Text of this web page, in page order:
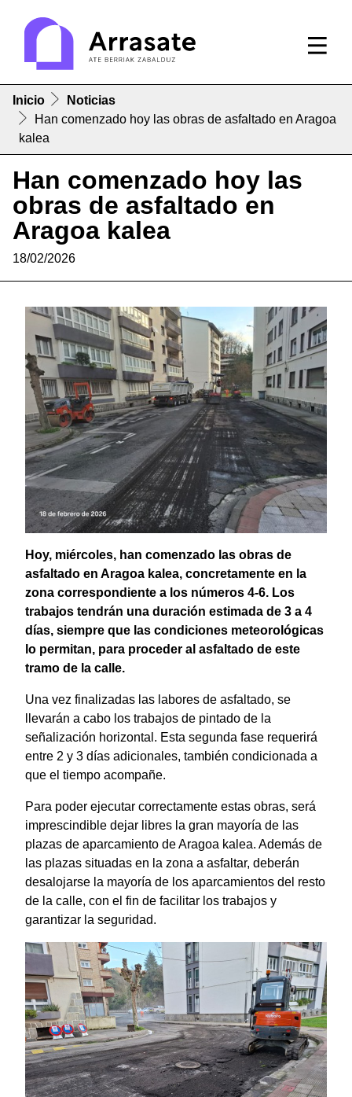
Inicio
Noticias
Han comenzado hoy las obras de asfaltado en Aragoa
kalea
Han comenzado hoy las
obras de asfaltado en
Aragoa kalea
18/02/2026
Hoy, miércoles, han comenzado las obras de
asfaltado en Aragoa kalea, concretamente en la
zona correspondiente a los números 4-6. Los
trabajos tendrán una duración estimada de 3 a 4
días, siempre que las condiciones meteorológicas
lo permitan, para proceder al asfaltado de este
tramo de la calle.
Una vez finalizadas las labores de asfaltado, se
llevarán a cabo los trabajos de pintado de la
señalización horizontal. Esta segunda fase requerirá
entre 2 y 3 días adicionales, también condicionada a
que el tiempo acompañe.
Para poder ejecutar correctamente estas obras, será
imprescindible dejar libres la gran mayoría de las
plazas de aparcamiento de Aragoa kalea. Además de
las plazas situadas en la zona a asfaltar, deberán
desalojarse la mayoría de los aparcamientos del resto
de la calle, con el fin de facilitar los trabajos y
garantizar la seguridad.